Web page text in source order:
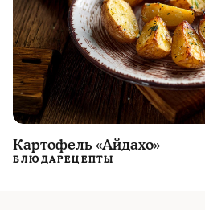
Картофель «Айдахо»
БЛЮДАРЕЦЕПТЫ